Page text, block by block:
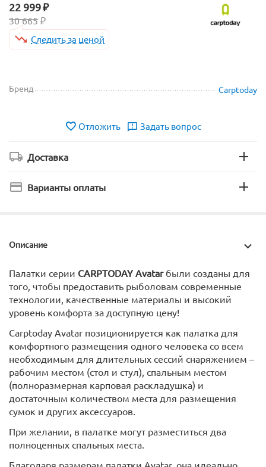
22 999₽
30 665 ₽
Следить за ценой
Бренд Carptoday
Отложить Задать вопрос
Доставка
Варианты оплаты
Описание
Палатки серии CARPTODAY Avatarбыли созданы для
того, чтобы предоставить рыболовам современные
технологии, качественные материалы и высокий
уровень комфорта за доступную цену!
Carptoday Avatar позиционируется как палатка для
комфортного размещения одного человека со всем
необходимым для длительных сессий снаряжением –
рабочим местом (стол и стул), спальным местом
(полноразмерная карповая раскладушка) и
достаточным количеством места для размещения
сумок и других аксессуаров.
При желании, в палатке могут разместиться два
полноценных спальных места.
Благодаря размерам палатки Avatar, она идеально